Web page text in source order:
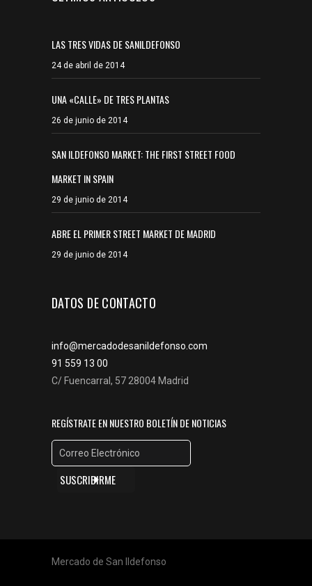
LAS TRES VIDAS DE SANILDEFONSO
24 de abril de 2014
UNA «CALLE» DE TRES PLANTAS
26 de junio de 2014
SAN ILDEFONSO MARKET: THE FIRST STREET FOOD
MARKET IN SPAIN
29 de junio de 2014
ABRE EL PRIMER STREET MARKET DE MADRID
29 de junio de 2014
DATOS DE CONTACTO
info@mercadodesanildefonso.com
91 559 13 00
C/ Fuencarral, 57 28004 Madrid
REGÍSTRATE EN NUESTRO BOLETÍN DE NOTICIAS
Mercado de San Ildefonso